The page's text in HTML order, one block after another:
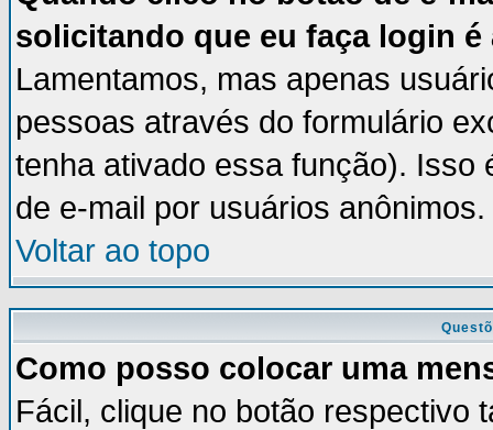
solicitando que eu faça login é
Lamentamos, mas apenas
pessoas através do formulário
tenha ativado essa função). Isso
de e-mail por usuários anônimos.
Voltar ao topo
Como posso colocar uma
Fácil, clique no botão respectivo